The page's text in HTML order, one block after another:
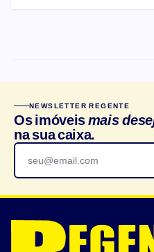
CARACTERÍSTICAS DO
Churrasqueira
Elevador
Bicicletário
Brinquedoteca
NEWSLETTER REGENTE
Os imóveismais
na sua caixa.